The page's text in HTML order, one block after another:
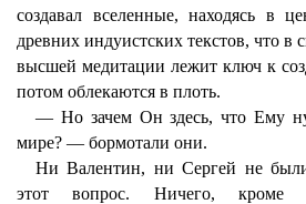
создавал вселенные, находясь в
древних индуистских текстов, что в
высшей медитации лежит ключ к
потом облекаются в плоть.
— Но зачем Он здесь, что Ему
мире? — бормотали они.
Ни Валентин, ни Сергей не
этот вопрос. Ничего, кроме